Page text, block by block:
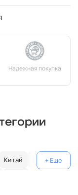
Китай
Германия